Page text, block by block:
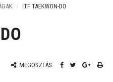
ITF TAEKWON-DO
MEGOSZTÁS: